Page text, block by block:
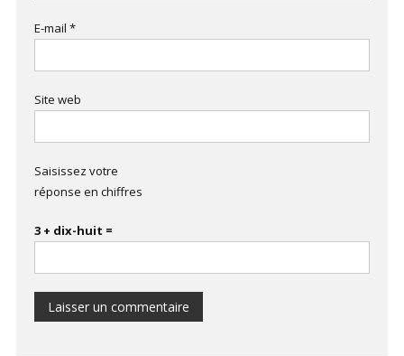
E-mail *
Site web
Saisissez votre
réponse en chiffres
3 + dix-huit =